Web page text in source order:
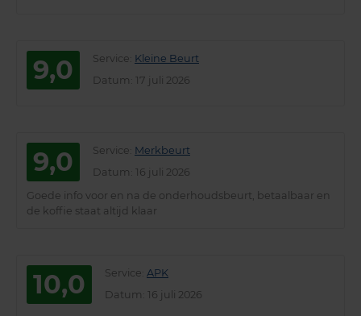
9,0 Service Kleine Beurt
Datum : 17 juli 2026
9,0 Service Merkbeurt
Datum : 16 juli 2026
Goede info voor en na de onderhoudsbeurt, betaalbaar en
de koffie staat altijd klaar
10,0 Service APK
Datum : 16 juli 2026